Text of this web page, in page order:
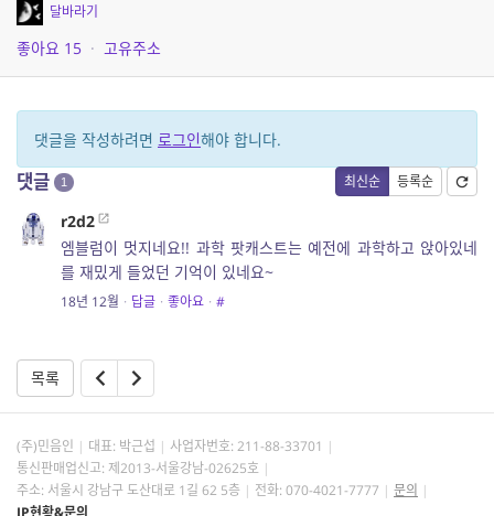
달바라기
좋아요 15 · 고유주소
댓글을 작성하려면 로그인해야 합니다.
최신순 등록순
댓글 1
r2d2
엠블럼이 멋지네요!! 과학 팟캐스트는 예전에 과학하고 앉아있네
를 재밌게 들었던 기억이 있네요~
18년 12월 · 답글 · 좋아요 · #
목록
(주)민음인 대표: 박근섭 사업자번호: 211-88-33701
통신판매업신고: 제2013-서울강남-02625호
주소: 서울시 강남구 도산대로 1길 62 5층
전화: 070-4021-7777
문의
IP현황&문의